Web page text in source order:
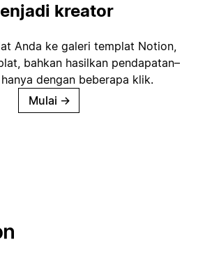
kreator
Anda ke galeri templat Notion,
bahkan hasilkan pendapatan–
dengan beberapa klik.
Mulai →